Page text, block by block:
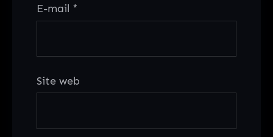
E-mail *
Site web